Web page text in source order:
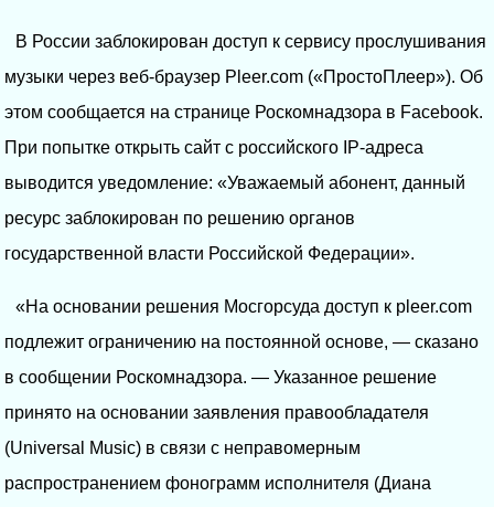
В России заблокирован доступ к сервису прослушивания
музыки через веб-браузер Pleer.com («ПростоПлеер»). Об
этом сообщается на странице Роскомнадзора в Facebook.
При попытке открыть сайт с российского IP-адреса
выводится уведомление: «Уважаемый абонент, данный
ресурс заблокирован по решению органов
государственной власти Российской Федерации».
«На основании решения Мосгорсуда доступ к pleer.com
подлежит ограничению на постоянной основе, — сказано
в сообщении Роскомнадзора. — Указанное решение
принято на основании заявления правообладателя
(Universal Music) в связи с неправомерным
распространением фонограмм исполнителя (Диана